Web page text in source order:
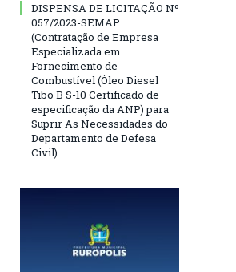
DISPENSA DE LICITAÇÃO Nº
057/2023-SEMAP
(Contratação de Empresa
Especializada em
Fornecimento de
Combustível (Óleo Diesel
Tibo B S-10 Certificado de
especificação da ANP) para
Suprir As Necessidades do
Departamento de Defesa
Civil)